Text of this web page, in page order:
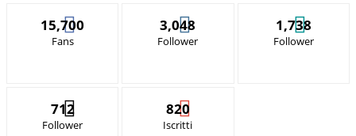
15,700
Fans
3,048
Follower
1,738
Follower
712
Follower
820
Iscritti